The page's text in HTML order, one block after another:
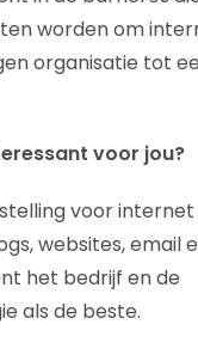
worden om
organisatie tot
voor jou?
voor
websites, email
het bedrijf en de
als de beste.